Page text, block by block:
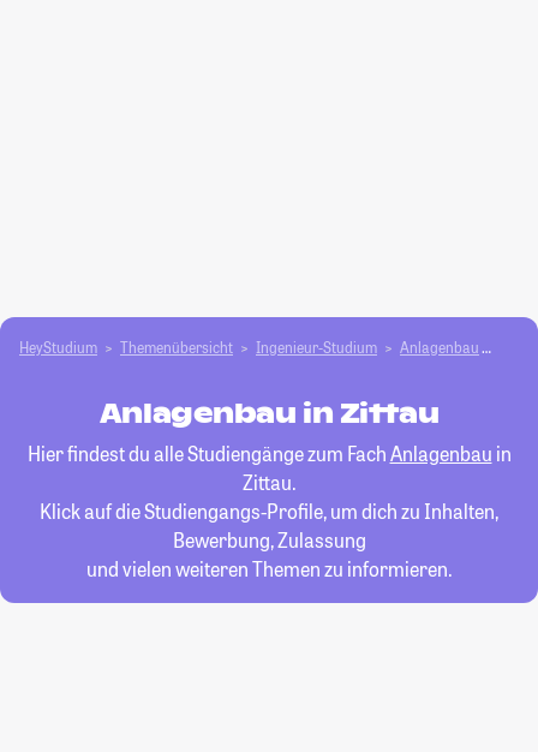
HeyStudium Themenübersicht Ingenieur-Studium Anlagenbau
Anlagenbau in Zittau
Hier findest du alle Studiengänge zum FachAnlagenbau in
Zittau.
Klick auf die Studiengangs-Profile, um dich zu Inhalten,
Bewerbung, Zulassung
und vielen weiteren Themen zu informieren.